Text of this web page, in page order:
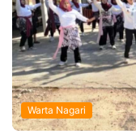
Warta Nagari